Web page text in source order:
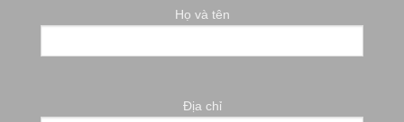
Họ và tên
Địa chỉ